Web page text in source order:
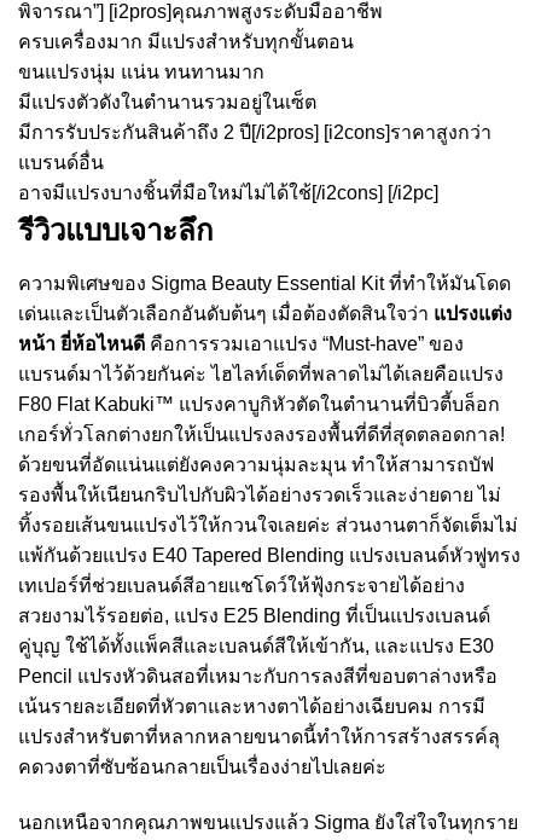
พิจารณา”] [i2pros]คุณภาพสูงระดับมืออาชีพ
ครบเครื่องมาก มีแปรงสำหรับทุกขั้นตอน
ขนแปรงนุ่ม แน่น ทนทานมาก
มีแปรงตัวดังในตำนานรวมอยู่ในเซ็ต
มีการรับประกันสินค้าถึง 2 ปี[/i2pros] [i2cons]ราคาสูงกว่า
แบรนด์อื่น
อาจมีแปรงบางชิ้นที่มือใหม่ไม่ได้ใช้[/i2cons] [/i2pc]
รีวิวแบบเจาะลึก
ความพิเศษของ Sigma Beauty Essential Kit ที่ทำให้มันโดด
เด่นและเป็นตัวเลือกอันดับต้นๆ เมื่อต้องตัดสินใจว่า แปรงแต่ง
หน้า ยี่ห้อไหนดี คือการรวมเอาแปรง “Must-have” ของ
แบรนด์มาไว้ด้วยกันค่ะ ไฮไลท์เด็ดที่พลาดไม่ได้เลยคือแปรง
F80 Flat Kabuki™ แปรงคาบูกิหัวตัดในตำนานที่บิวตี้บล็อก
เกอร์ทั่วโลกต่างยกให้เป็นแปรงลงรองพื้นที่ดีที่สุดตลอดกาล!
ด้วยขนที่อัดแน่นแต่ยังคงความนุ่มละมุน ทำให้สามารถบัฟ
รองพื้นให้เนียนกริบไปกับผิวได้อย่างรวดเร็วและง่ายดาย ไม่
ทิ้งรอยเส้นขนแปรงไว้ให้กวนใจเลยค่ะ ส่วนงานตาก็จัดเต็มไม่
แพ้กันด้วยแปรง E40 Tapered Blending แปรงเบลนด์หัวฟูทรง
เทเปอร์ที่ช่วยเบลนด์สีอายแชโดว์ให้ฟุ้งกระจายได้อย่าง
สวยงามไร้รอยต่อ, แปรง E25 Blending ที่เป็นแปรงเบลนด์
คู่บุญ ใช้ได้ทั้งแพ็คสีและเบลนด์สีให้เข้ากัน, และแปรง E30
Pencil แปรงหัวดินสอที่เหมาะกับการลงสีที่ขอบตาล่างหรือ
เน้นรายละเอียดที่หัวตาและหางตาได้อย่างเฉียบคม การมี
แปรงสำหรับตาที่หลากหลายขนาดนี้ทำให้การสร้างสรรค์ลุ
คดวงตาที่ซับซ้อนกลายเป็นเรื่องง่ายไปเลยค่ะ
นอกเหนือจากคุณภาพขนแปรงแล้ว Sigma ยังใส่ใจในทุกราย